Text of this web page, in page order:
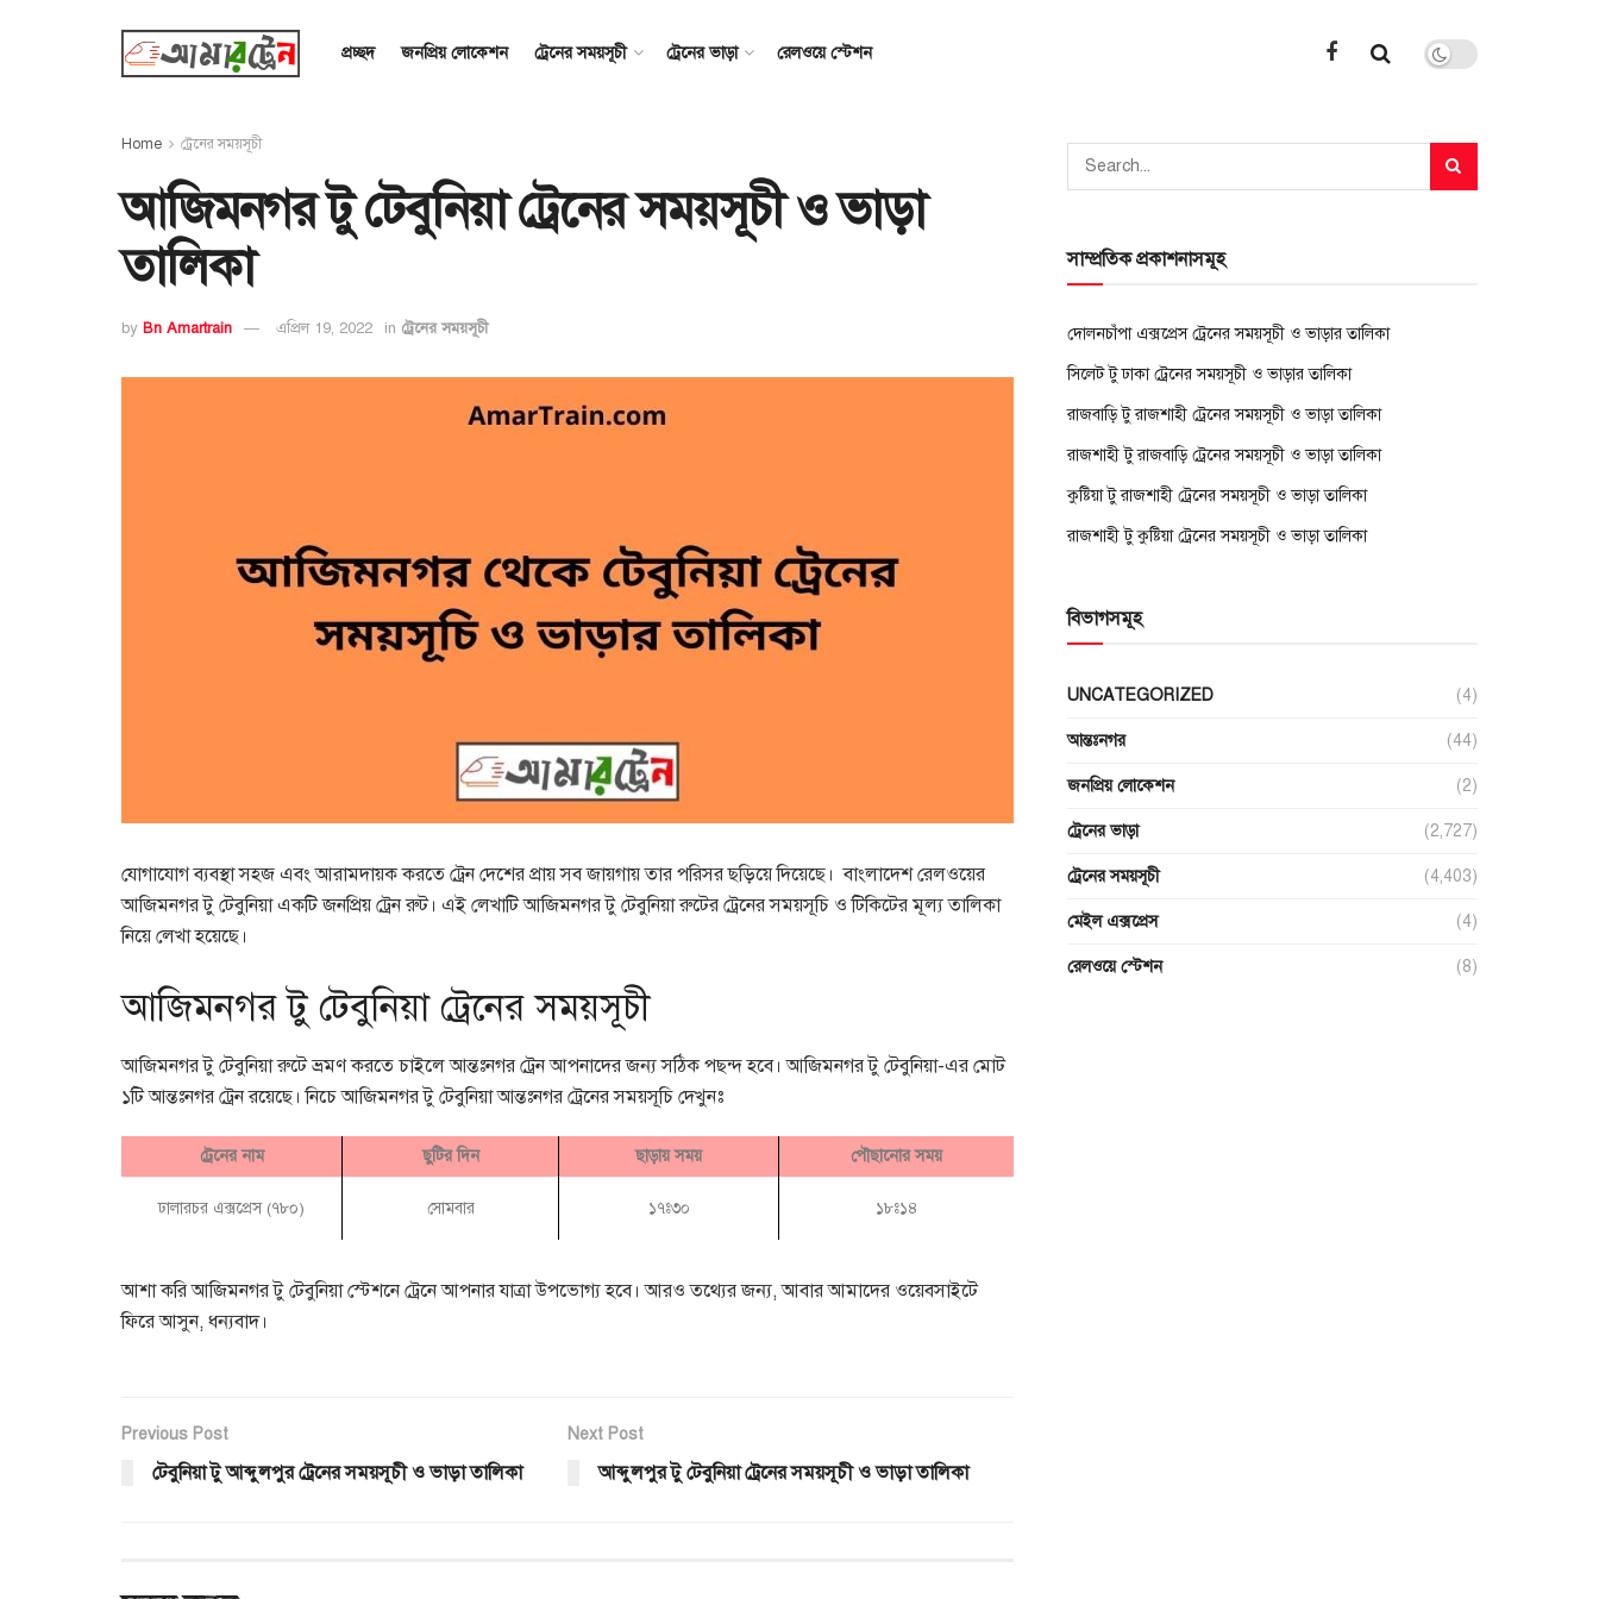
প্রচ্ছদ জনপ্রিয় লোকেশন ট্রেনের সময়সূচী ট্রেনের ভাড়া রেলওয়ে স্টেশন
Home ট্রেনের সময়সূচী
আজিমনগর টু টেবুনিয়া ট্রেনের সময়সূচী ও ভাড়া
তালিকা
by Bn Amartrain এপ্রিল 19, 2022 in ট্রেনের সময়সূচী
যোগাযোগ ব্যবস্থা সহজ এবং আরামদায়ক করতে ট্রেন দেশের প্রায় সব জায়গায় তার পরিসর ছড়িয়ে দিয়েছে। বাংলাদেশ রেলওয়ের
আজিমনগর টু টেবুনিয়া একটি জনপ্রিয় ট্রেন রুট। এই লেখাটি আজিমনগর টু টেবুনিয়া রুটের ট্রেনের সময়সূচি ও টিকিটের মূল্য তালিকা
নিয়ে লেখা হয়েছে।
আজিমনগর টু টেবুনিয়া ট্রেনের সময়সূচী
আজিমনগর টু টেবুনিয়া রুটে ভ্রমণ করতে চাইলে আন্তঃনগর ট্রেন আপনাদের জন্য সঠিক পছন্দ হবে। আজিমনগর টু টেবুনিয়া-এর মোট
১টি আন্তঃনগর ট্রেন রয়েছে। নিচে আজিমনগর টু টেবুনিয়া আন্তঃনগর ট্রেনের সময়সূচি দেখুনঃ
ট্রেনের নাম ছুটির দিন ছাড়ায় সময় পৌছানোর সময়
ঢালারচর এক্সপ্রেস (৭৮০) সোমবার ১৭ঃ৩০ ১৮ঃ১৪
আশা করি আজিমনগর টু টেবুনিয়া স্টেশনে ট্রেনে আপনার যাত্রা উপভোগ্য হবে। আরও তথ্যের জন্য, আবার আমাদের ওয়েবসাইটে
ফিরে আসুন, ধন্যবাদ।
Previous Post
টেবুনিয়া টু আব্দুলপুর ট্রেনের সময়সূচী ও ভাড়া তালিকা
Next Post
আব্দুলপুর টু টেবুনিয়া ট্রেনের সময়সূচী ও ভাড়া তালিকা
সাম্প্রতিক প্রকাশনাসমূহ
দোলনচাঁপা এক্সপ্রেস ট্রেনের সময়সূচী ও ভাড়ার তালিকা
সিলেট টু ঢাকা ট্রেনের সময়সূচী ও ভাড়ার তালিকা
রাজবাড়ি টু রাজশাহী ট্রেনের সময়সূচী ও ভাড়া তালিকা
রাজশাহী টু রাজবাড়ি ট্রেনের সময়সূচী ও ভাড়া তালিকা
কুষ্টিয়া টু রাজশাহী ট্রেনের সময়সূচী ও ভাড়া তালিকা
রাজশাহী টু কুষ্টিয়া ট্রেনের সময়সূচী ও ভাড়া তালিকা
বিভাগসমূহ
UNCATEGORIZED (4)
আন্তঃনগর (44)
জনপ্রিয় লোকেশন (2)
ট্রেনের ভাড়া (2,727)
ট্রেনের সময়সূচী (4,403)
মেইল এক্সপ্রেস (4)
রেলওয়ে স্টেশন (8)